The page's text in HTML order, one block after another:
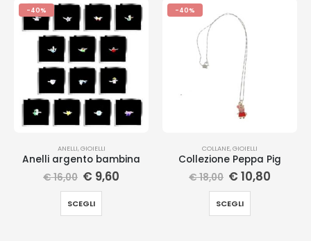
-40%
ANELLI,GIOIELLI
Anelli argento bambina
€16,00 € 9,60
SCEGLI
-40%
COLLANE,GIOIELLI
Collezione Peppa Pig
€18,00 € 10,80
SCEGLI